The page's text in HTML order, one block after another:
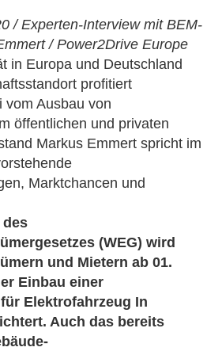
/ Experten-Interview mit BEM-
/ Power2Drive Europe
in Europa und Deutschland
profitiert
vom Ausbau von
öffentlichen und privaten
Markus Emmert spricht im
Marktchancen und
des
(WEG) wird
und Mietern ab 01.
Einbau einer
Elektrofahrzeug In
Auch das bereits